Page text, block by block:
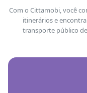
Com o Cittamobi, você
itinerários e
transporte público